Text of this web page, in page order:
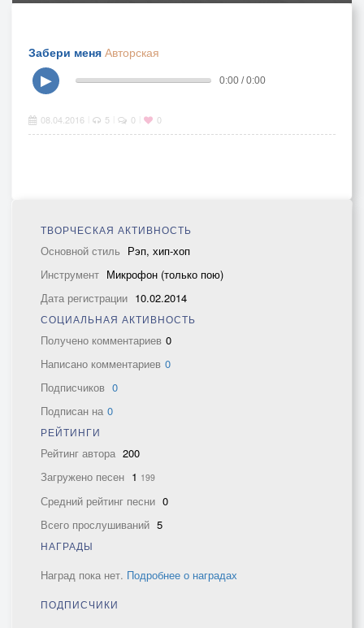
Забери меня Авторская
▶
0:00 / 0:00
08.04.2016 5 0 0
ТВОРЧЕСКАЯ АКТИВНОСТЬ
Основной стиль Рэп, хип-хоп
Инструмент Микрофон (только пою)
Дата регистрации 10.02.2014
СОЦИАЛЬНАЯ АКТИВНОСТЬ
Получено комментариев 0
Написано комментариев 0
Подписчиков 0
Подписан на 0
РЕЙТИНГИ
Рейтинг автора 200
Загружено песен 1 199
Средний рейтинг песни 0
Всего прослушиваний 5
НАГРАДЫ
Наград пока нет. Подробнее о наградах
ПОДПИСЧИКИ